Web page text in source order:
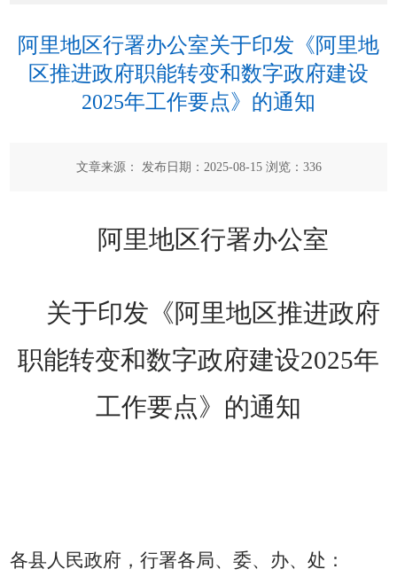
阿里地区行署办公室关于印发《阿里地
区推进政府职能转变和数字政府建设
2025年工作要点》的通知
文章来源： 发布日期：2025-08-15 浏览： 336
阿里地区行署办公室
关于印发 《阿里地区推进政府
职能转变和数字政府建设2025年
工作要点》的通知
各县人民政府 ，行署各局、委、办、处：